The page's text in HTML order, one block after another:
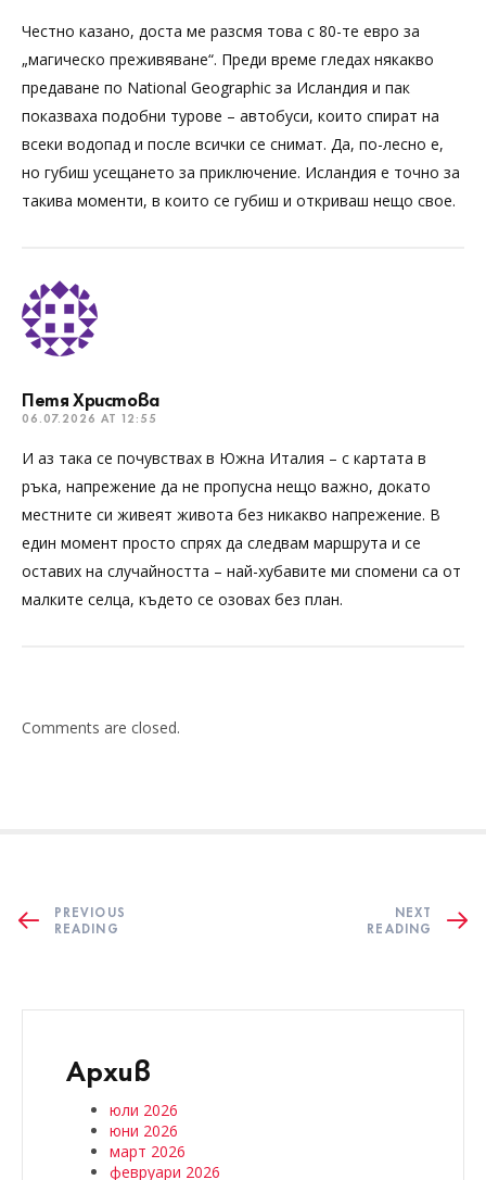
Честно казано, доста ме разсмя това с 80-те евро за
„магическо преживяване“. Преди време гледах някакво
предаване по National Geographic за Исландия и пак
показваха подобни турове – автобуси, които спират на
всеки водопад и после всички се снимат. Да, по-лесно е,
но губиш усещането за приключение. Исландия е точно за
такива моменти, в които се губиш и откриваш нещо свое.
Петя Христова
06.07.2026 AT 12:55
И аз така се почувствах в Южна Италия – с картата в
ръка, напрежение да не пропусна нещо важно, докато
местните си живеят живота без никакво напрежение. В
един момент просто спрях да следвам маршрута и се
оставих на случайността – най-хубавите ми спомени са от
малките селца, където се озовах без план.
Comments are closed.
PREVIOUS
READING
NEXT
READING
Архив
юли 2026
юни 2026
март 2026
февруари 2026